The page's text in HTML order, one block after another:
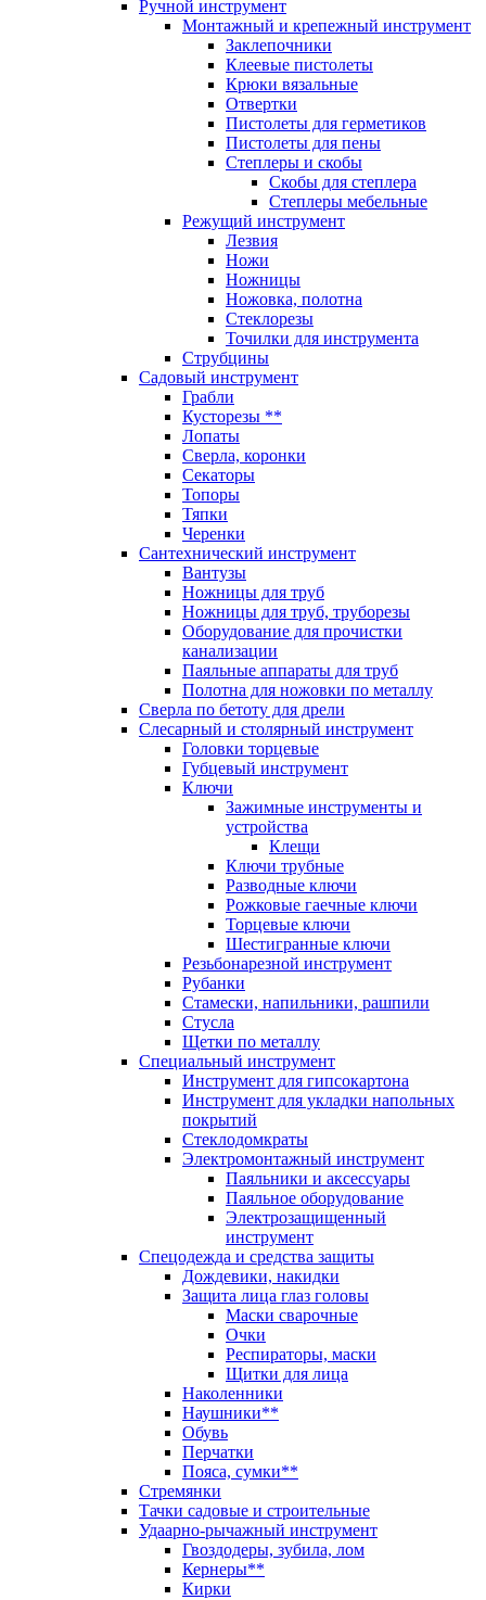
Ручной инструмент
Монтажный и крепежный инструмент
Заклепочники
Клеевые пистолеты
Крюки вязальные
Отвертки
Пистолеты для герметиков
Пистолеты для пены
Степлеры и скобы
Скобы для степлера
Степлеры мебельные
Режущий инструмент
Лезвия
Ножи
Ножницы
Ножовка, полотна
Стеклорезы
Точилки для инструмента
Струбцины
Садовый инструмент
Грабли
Кусторезы **
Лопаты
Сверла, коронки
Секаторы
Топоры
Тяпки
Черенки
Сантехнический инструмент
Вантузы
Ножницы для труб
Ножницы для труб, труборезы
Оборудование для прочистки
канализации
Паяльные аппараты для труб
Полотна для ножовки по металлу
Сверла по бетоту для дрели
Слесарный и столярный инструмент
Головки торцевые
Губцевый инструмент
Ключи
Зажимные инструменты и
устройства
Клещи
Ключи трубные
Разводные ключи
Рожковые гаечные ключи
Торцевые ключи
Шестигранные ключи
Резьбонарезной инструмент
Рубанки
Стамески, напильники, рашпили
Стусла
Щетки по металлу
Специальный инструмент
Инструмент для гипсокартона
Инструмент для укладки напольных
покрытий
Стеклодомкраты
Электромонтажный инструмент
Паяльники и аксессуары
Паяльное оборудование
Электрозащищенный
инструмент
Спецодежда и средства защиты
Дождевики, накидки
Защита лица глаз головы
Маски сварочные
Очки
Респираторы, маски
Щитки для лица
Наколенники
Наушники**
Обувь
Перчатки
Пояса, сумки**
Стремянки
Тачки садовые и строительные
Удаарно-рычажный инструмент
Гвоздодеры, зубила, лом
Кернеры**
Кирки